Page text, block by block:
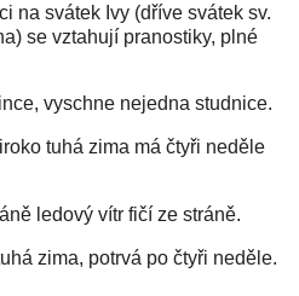
na svátek Ivy (dříve svátek sv.
se vztahují pranostiky, plné
vyschne nejedna studnice.
tuhá zima má čtyři neděle
ledový vítr fičí ze stráně.
zima, potrvá po čtyři neděle.